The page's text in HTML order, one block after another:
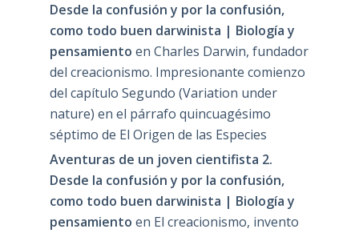
Desde la confusión y por la confusión,
como todo buen darwinista | Biología y
pensamiento en Charles Darwin, fundador
del creacionismo. Impresionante comienzo
del capítulo Segundo (Variation under
nature) en el párrafo quincuagésimo
séptimo de El Origen de las Especies
Aventuras de un joven cientifista 2.
Desde la confusión y por la confusión,
como todo buen darwinista | Biología y
pensamiento en El creacionismo, invento